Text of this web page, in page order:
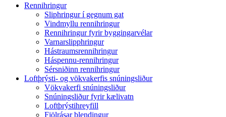
Rennihringur
Sliphringur í gegnum gat
Vindmyllu rennihringur
Rennihringur fyrir byggingarvélar
Varnarslipphringur
Hástraumsrennihringur
Háspennu-rennihringur
Sérsniðinn rennihringur
Loftþrýsti- og vökvakerfis snúningsliður
Vökvakerfi snúningsliður
Snúningsliður fyrir kælivatn
Loftþrýstihreyfill
Fjölrásar blendingur